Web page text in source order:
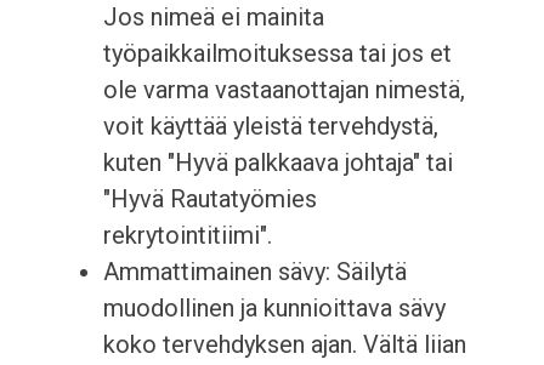
Jos nimeä ei mainita
työpaikkailmoituksessa tai jos et
ole varma vastaanottajan nimestä,
voit käyttää yleistä tervehdystä,
kuten "Hyvä palkkaava johtaja" tai
"Hyvä Rautatyömies
rekrytointitiimi".
Ammattimainen sävy: Säilytä
muodollinen ja kunnioittava sävy
koko tervehdyksen ajan. Vältä liian